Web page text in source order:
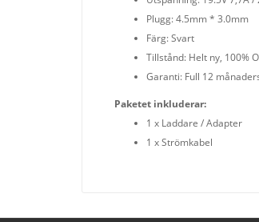
Plugg: 4.5mm * 3.0mm
Färg: Svart
Tillstånd: Helt ny, 100%
Garanti: Full 12
Paketet inkluderar:
1 x Laddare / Adapter
1 x Strömkabel